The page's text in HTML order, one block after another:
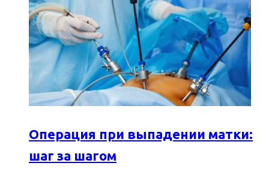
Операция при выпадении матки:
шаг за шагом